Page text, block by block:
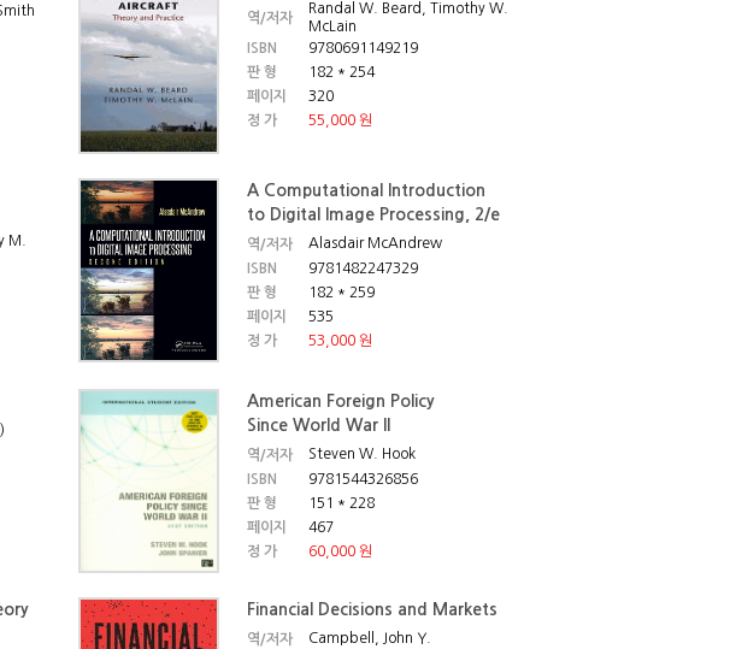
역/저자
Randal W. Beard, Timothy W.
McLain
ISBN
9780691149219
판 형
182 * 254
페이지
320
정 가
55,000 원
M.
A Computational Introduction
to Digital Image Processing, 2/e
역/저자
Alasdair McAndrew
ISBN
9781482247329
판 형
182 * 259
페이지
535
정 가
53,000 원
American Foreign Policy
Since World War Il
역/저자
Steven W. Hook
ISBN
9781544326856
판 형
151 * 228
페이지
467
정 가
60,000 원
Financial Decisions and Markets
역/저자
Campbell, John Y.